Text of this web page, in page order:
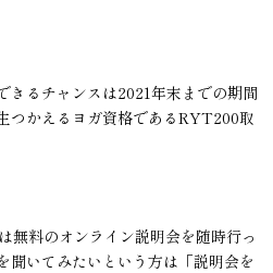
きるチャンスは2021年末までの期間
つかえるヨガ資格であるRYT200取
料のオンライン説明会を随時行っ
聞いてみたいという方は「説明会を